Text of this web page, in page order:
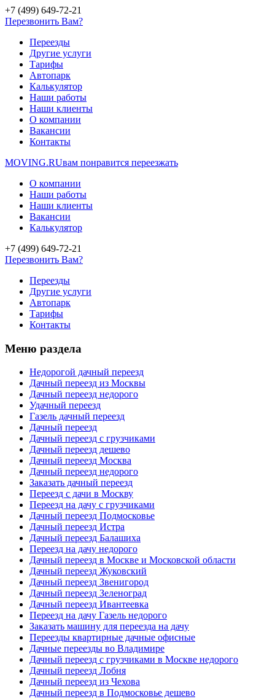
+7 (499) 649-72-21
Перезвонить Вам?
Переезды
Другие услуги
Тарифы
Автопарк
Калькулятор
Наши работы
Наши клиенты
О компании
Вакансии
Контакты
MOVING.RUвам понравится переезжать
О компании
Наши работы
Наши клиенты
Вакансии
Калькулятор
+7 (499) 649-72-21
Перезвонить Вам?
Переезды
Другие услуги
Автопарк
Тарифы
Контакты
Меню раздела
Недорогой дачный переезд
Дачный переезд из Москвы
Дачный переезд недорого
Удачный переезд
Газель дачный переезд
Дачный переезд
Дачный переезд с грузчиками
Дачный переезд дешево
Дачный переезд Москва
Дачный переезд недорого
Заказать дачный переезд
Переезд с дачи в Москву
Переезд на дачу с грузчиками
Дачный переезд Подмосковье
Дачный переезд Истра
Дачный переезд Балашиха
Переезд на дачу недорого
Дачный переезд в Москве и Московской области
Дачный переезд Жуковский
Дачный переезд Звенигород
Дачный переезд Зеленоград
Дачный переезд Ивантеевка
Переезд на дачу Газель недорого
Заказать машину для переезда на дачу
Переезды квартирные дачные офисные
Дачные переезды во Владимире
Дачный переезд с грузчиками в Москве недорого
Дачный переезд Лобня
Дачный переезд из Чехова
Дачный переезд в Подмосковье дешево